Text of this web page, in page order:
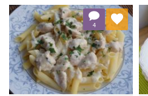
4
Dodaj do ulubionych
Wybierz listę: